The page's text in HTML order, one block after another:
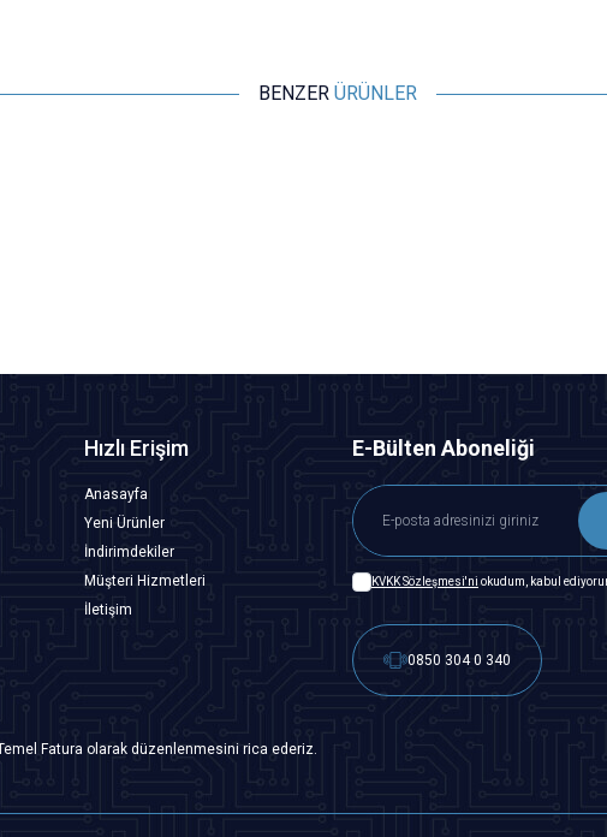
BENZER ÜRÜNLER
Hızlı Erişim
Anasayfa
Yeni Ürünler
İndirimdekiler
Müşteri Hizmetleri
İletişim
E-Bülten Aboneliği
KVKK Sözleşmesi'ni okudum, kabul
0850 304 0 340
Fatura olarak düzenlenmesini rica ederiz.